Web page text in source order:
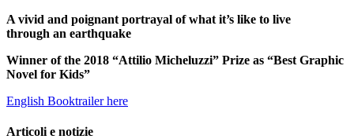
A vivid and poignant portrayal of what it’s like to live
through an earthquake
Winner of the 2018 “Attilio Micheluzzi” Prize as “Best Graphic
Novel for Kids”
English Booktrailer here
Articoli e notizie